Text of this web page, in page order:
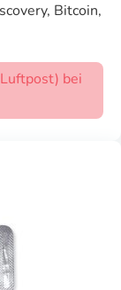
Bitcoin,
bei